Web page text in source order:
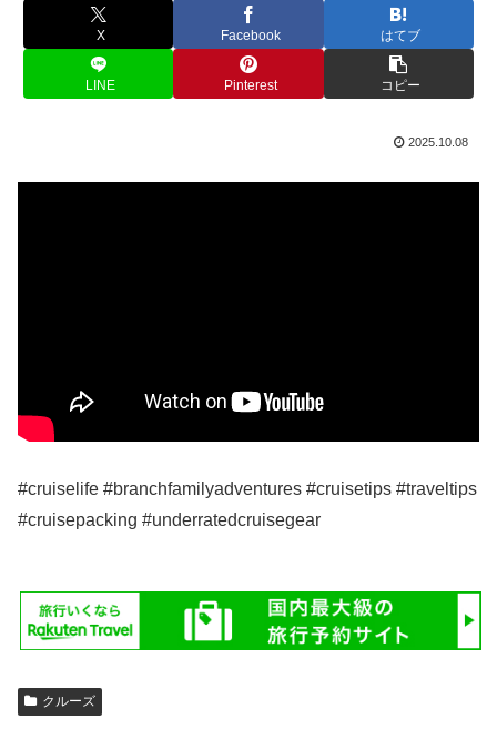
X Facebook はてブ
LINE Pinterest コピー
2025.10.08
#cruiselife #branchfamilyadventures #cruisetips #traveltips
#cruisepacking #underratedcruisegear
クルーズ